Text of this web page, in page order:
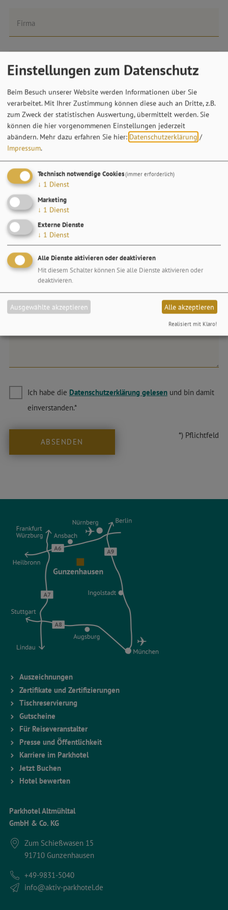
Firma
Straße*
PLZ*
Ort*
Telefon*
Fax
E-Mail*
Ich habe die Datenschutzerklärung gelesenund bin damit
einverstanden.*
ABSENDEN
*) Pflichtfeld
Auszeichnungen
Zertifikate und Zertifizierungen
Tischreservierung
Gutscheine
Für Reiseveranstalter
Presse und Öffentlichkeit
Karriere im Parkhotel
Jetzt Buchen
Hotel bewerten
Parkhotel Altmühltal
GmbH & Co. KG
Zum Schießwasen 15
91710 Gunzenhausen
+49-9831-5040
info@aktiv-parkhotel.de
Einstellungen zum Datenschutz
Beim Besuch unserer Website werden Informationen über Sie
verarbeitet. Mit Ihrer Zustimmung können diese auch an Dritte, z.B.
zum Zweck der statistischen Auswertung, übermittelt werden. Sie
können die hier vorgenommenen Einstellungen jederzeit
abändern. Mehr dazu erfahren Sie hier: Datenschutzerklärung /
Impressum.
Technisch notwendige Cookies(immer erforderlich)
↓ 1 Dienst
Marketing
↓ 1 Dienst
Externe Dienste
↓ 1 Dienst
Alle Dienste aktivieren oder deaktivieren
Mit diesem Schalter können Sie alle Dienste aktivieren oder
deaktivieren.
Ausgewählte akzeptieren Alle akzeptieren
Realisiert mit Klaro!